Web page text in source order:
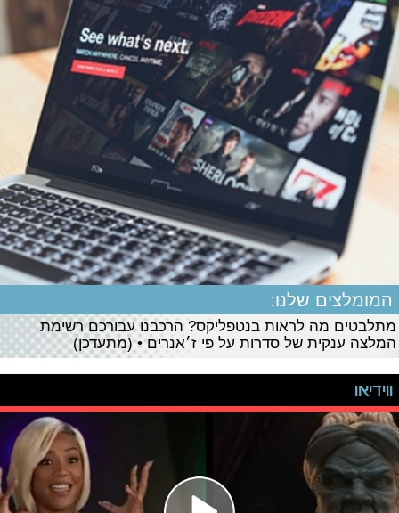
המומלצים שלנו:
מתלבטים מה לראות בנטפליקס? הרכבנו עבורכם רשימת
המלצה ענקית של סדרות על פי ז׳אנרים • (מתעדכן)
ווידיאו